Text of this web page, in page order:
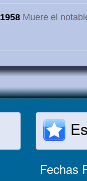
1958 Muere el
Fechas